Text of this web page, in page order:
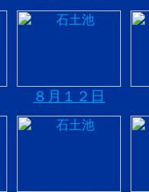
８月１２日